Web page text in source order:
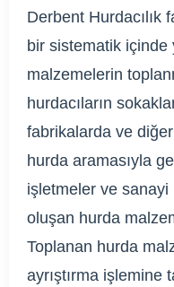
Derbent Hurdacılık
bir sistematik içinde
malzemelerin
hurdacıların
fabrikalarda ve
hurda aramasıyla
işletmeler ve sanayi
oluşan hurda
Toplanan hurda
ayrıştırma işlemine